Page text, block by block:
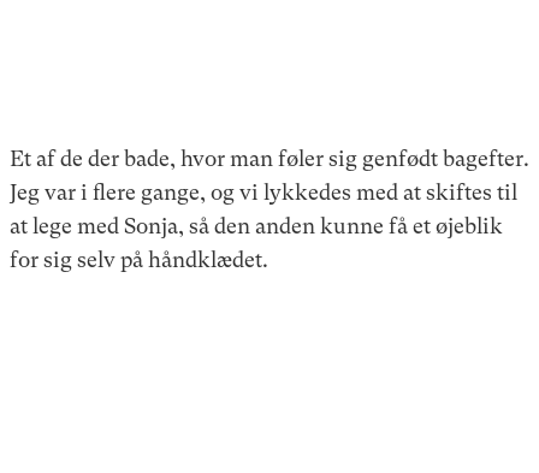
Et af de der bade, hvor man føler sig genfødt bagefter.
Jeg var i flere gange, og vi lykkedes med at skiftes til
at lege med Sonja, så den anden kunne få et øjeblik
for sig selv på håndklædet.